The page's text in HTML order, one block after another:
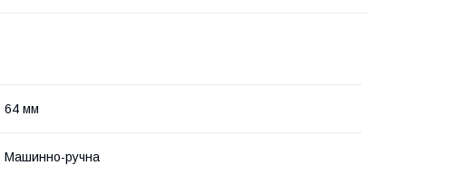
64 мм
Машинно-ручна